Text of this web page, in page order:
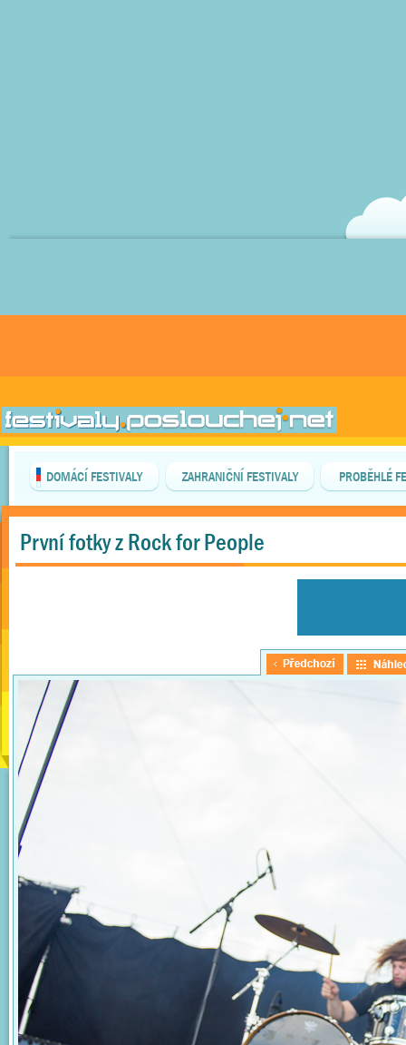
DOMÁCÍ FESTIVALY ZAHRANIČNÍ FESTIVALY PROBĚHLÉ
První fotky z Rock for People